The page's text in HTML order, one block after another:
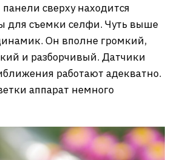
сверху находится
для съемки селфи. Чуть выше
Он вполне громкий,
и разборчивый. Датчики
работают адекватно.
аппарат немного